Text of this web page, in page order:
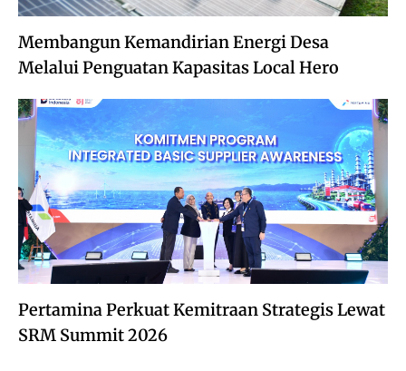
Membangun Kemandirian Energi Desa
Melalui Penguatan Kapasitas Local Hero
Pertamina Perkuat Kemitraan Strategis Lewat
SRM Summit 2026